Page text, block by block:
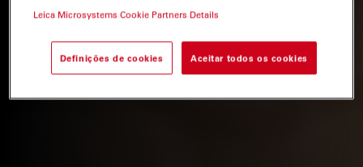
Leica Microsystems Cookie Partners Details
Definições de cookies Aceitar todos os cookies